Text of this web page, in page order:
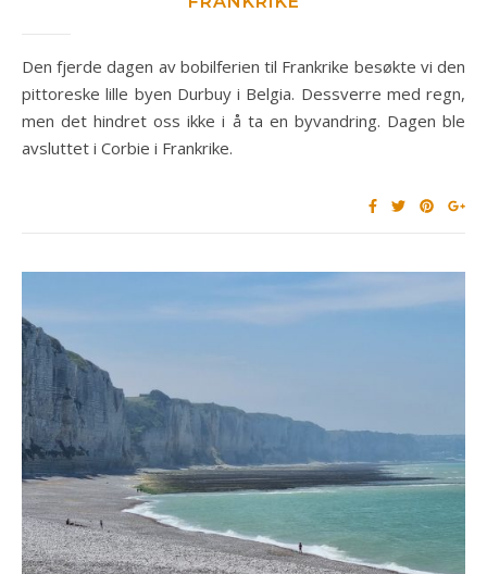
Den fjerde dagen av bobilferien til Frankrike besøkte vi den
pittoreske lille byen Durbuy i Belgia. Dessverre med regn,
men det hindret oss ikke i å ta en byvandring. Dagen ble
avsluttet i Corbie i Frankrike.